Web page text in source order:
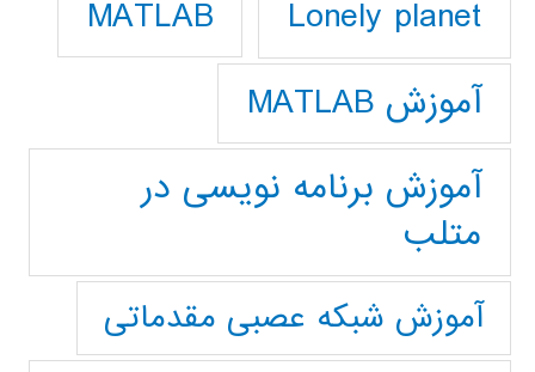
Lonely planet
MATLAB
آموزش MATLAB
آموزش برنامه نویسی در
متلب
آموزش شبکه عصبی مقدماتی